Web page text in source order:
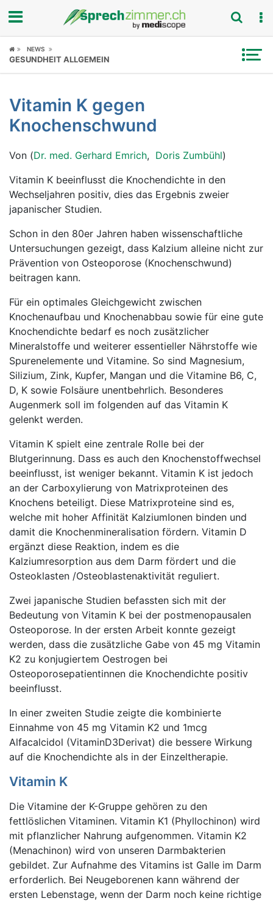
Fokus
Symptome
Ratgeber
Rubriken
NEWS
GESUNDHEIT ALLGEMEIN
Vitamin K gegen
Knochenschwund
Von (Dr. med. Gerhard Emrich, Doris Zumbühl)
Vitamin K beeinflusst die Knochendichte in den
Wechseljahren positiv, dies das Ergebnis zweier
japanischer Studien.
Schon in den 80er Jahren haben wissenschaftliche
Untersuchungen gezeigt, dass Kalzium alleine nicht zur
Prävention von Osteoporose (Knochenschwund)
beitragen kann.
Für ein optimales Gleichgewicht zwischen
Knochenaufbau und Knochenabbau sowie für eine gute
Knochendichte bedarf es noch zusätzlicher
Mineralstoffe und weiterer essentieller Nährstoffe wie
Spurenelemente und Vitamine. So sind Magnesium,
Silizium, Zink, Kupfer, Mangan und die Vitamine B6, C,
D, K sowie Folsäure unentbehrlich. Besonderes
Augenmerk soll im folgenden auf das Vitamin K
gelenkt werden.
Vitamin K spielt eine zentrale Rolle bei der
Blutgerinnung. Dass es auch den Knochenstoffwechsel
beeinflusst, ist weniger bekannt. Vitamin K ist jedoch
an der Carboxylierung von Matrixproteinen des
Knochens beteiligt. Diese Matrixproteine sind es,
welche mit hoher Affinität KalziumIonen binden und
damit die Knochenmineralisation fördern. Vitamin D
ergänzt diese Reaktion, indem es die
Kalziumresorption aus dem Darm fördert und die
Osteoklasten /Osteoblastenaktivität reguliert.
Zwei japanische Studien befassten sich mit der
Bedeutung von Vitamin K bei der postmenopausalen
Osteoporose. In der ersten Arbeit konnte gezeigt
werden, dass die zusätzliche Gabe von 45 mg Vitamin
K2 zu konjugiertem Oestrogen bei
Osteoporosepatientinnen die Knochendichte positiv
beeinflusst.
In einer zweiten Studie zeigte die kombinierte
Einnahme von 45 mg Vitamin K2 und 1mcg
Alfacalcidol (VitaminD3Derivat) die bessere Wirkung
auf die Knochendichte als in der Einzeltherapie.
Vitamin K
Die Vitamine der K-Gruppe gehören zu den
fettlöslichen Vitaminen. Vitamin K1 (Phyllochinon) wird
mit pflanzlicher Nahrung aufgenommen. Vitamin K2
(Menachinon) wird von unseren Darmbakterien
gebildet. Zur Aufnahme des Vitamins ist Galle im Darm
erforderlich. Bei Neugeborenen kann während der
ersten Lebenstage, wenn der Darm noch keine richtige